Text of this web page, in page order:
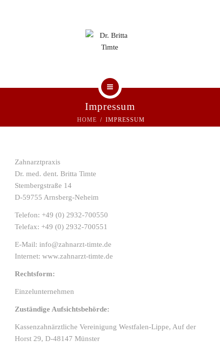
AKTUELLE BEITRÄGE
PRAXISTEAM
KONTAKT
Impressum
HOME IMPRESSUM
Zahnarztpraxis
Dr. med. dent. Britta Timte
Stembergstraße 14
D-59755 Arnsberg-Neheim
Telefon: +49 (0) 2932-700550
Telefax: +49 (0) 2932-700551
E-Mail: info@zahnarzt-timte.de
Internet: www.zahnarzt-timte.de
Rechtsform:
Einzelunternehmen
Zuständige Aufsichtsbehörde:
Kassenzahnärztliche Vereinigung Westfalen-Lippe, Auf der
Horst 29, D-48147 Münster